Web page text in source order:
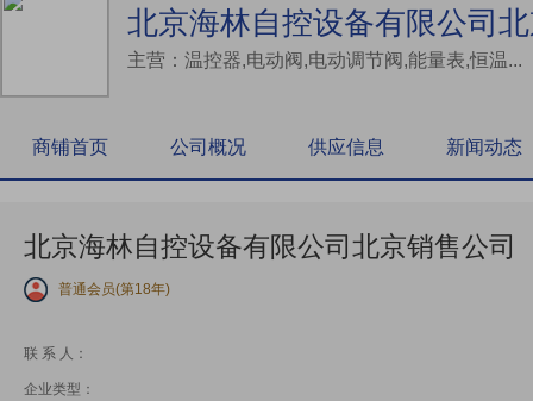
北京海林自控设备有限公司
主营：温控器,电动阀,电动调节阀,能量表,恒温...
商铺首页 公司概况 供应信息 新闻动态
北京海林自控设备有限公司北京销售公司
普通会员(第18年)
联 系 人：
企业类型：